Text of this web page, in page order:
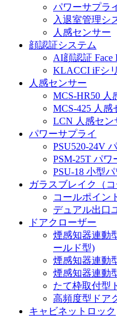
パワーサプラ
入退室管理シ
人感センサー
顔認証システム
AI顔認証 Face
KLACCI iFシ
人感センサー
MCS-HR50 人
MCS-425 人感
LCN 人感セン
パワーサプライ
PSU520-24V
PSM-25T パワ
PSU-18 小型
ガラスブレイク（コ
コールポイン
デュアル出口
ドアクローザー
煙感知器連動
ールド型)
煙感知器連動
煙感知器連動
たて枠取付型
高頻度型ドア
キャビネットロック